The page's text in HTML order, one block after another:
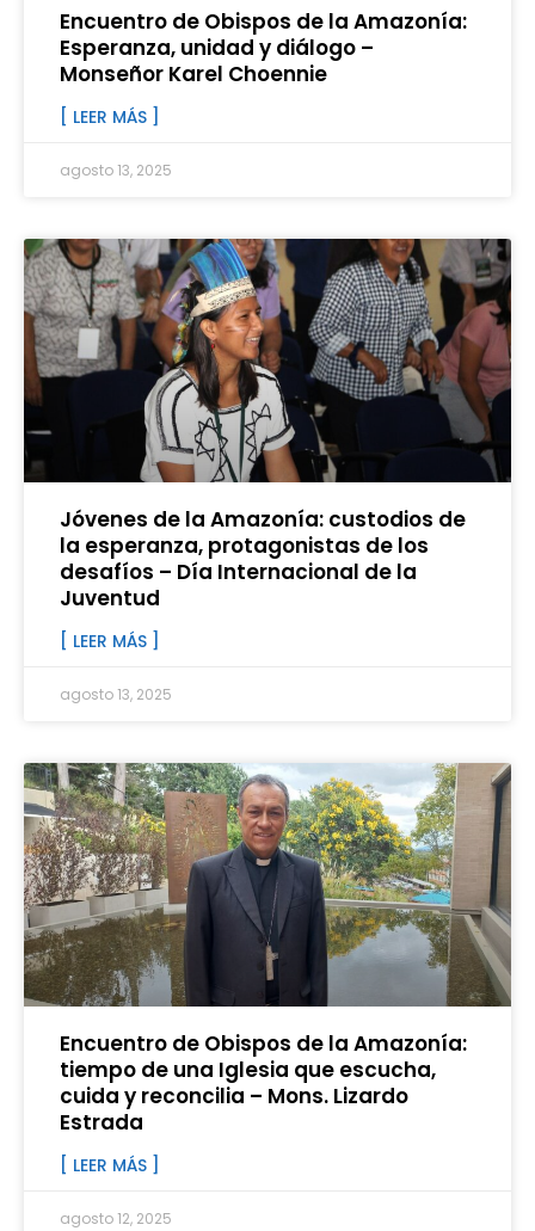
Encuentro de Obispos de la Amazonía:
Esperanza, unidad y diálogo –
Monseñor Karel Choennie
[ LEER MÁS ]
agosto 13, 2025
Jóvenes de la Amazonía: custodios de
la esperanza, protagonistas de los
desafíos – Día Internacional de la
Juventud
[ LEER MÁS ]
agosto 13, 2025
Encuentro de Obispos de la Amazonía:
tiempo de una Iglesia que escucha,
cuida y reconcilia – Mons. Lizardo
Estrada
[ LEER MÁS ]
agosto 12, 2025